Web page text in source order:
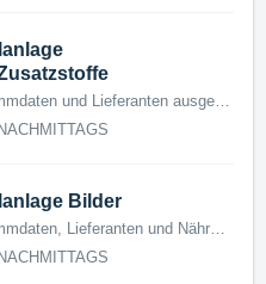
Nachdem du die Reiter Stammdaten und Lieferanten ausgefüllt und gespeichert hast, füllst du bitte den Reiter Nährwerte/Allergene/Zusatzstoffe aus. Benöt...
Bilder
Nachdem du die Reiter Stammdaten, Lieferanten und Nährwerte/Allergene/Zusatzstoffe ausgefüllt und gespeichert hast, füllst du bitte den Reiter Nährwerte/All...